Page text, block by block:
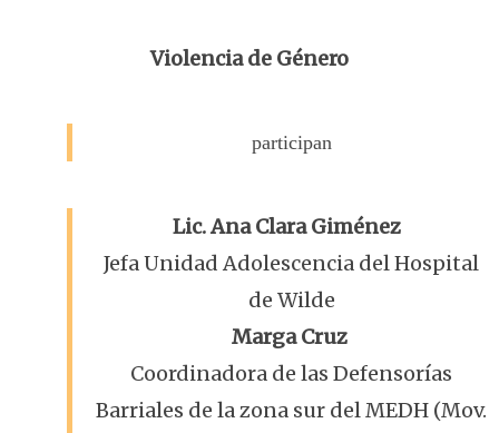
Violencia de Género
participan
Lic. Ana Clara Giménez
Jefa Unidad Adolescencia del Hospital
de Wilde
Marga Cruz
Coordinadora de las Defensorías
Barriales de la zona sur del MEDH (Mov.